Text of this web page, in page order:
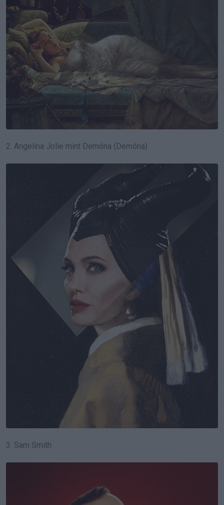
2. Angelina Jolie mint Demóna (Demóna)
3. Sam Smith